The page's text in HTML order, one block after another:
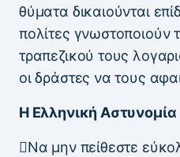
θύματα δικαιούνται
πολίτες γνωστοποιούν
τραπεζικού τους
οι δράστες να τους
H Ελληνική Αστυνομία
Να μην πείθεστε